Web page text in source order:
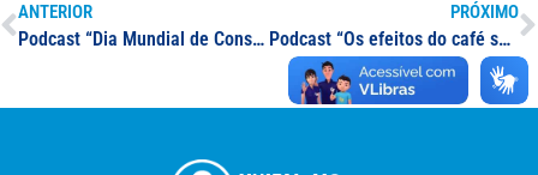
ANTERIOR
Podcast “Dia Mundial de Conscientização do Autismo” – Profa. Silvia Ester Orrú
PRÓXIMO
Podcast “Os efeitos do café sobre o cérebro” – Prof. Marcos Vinicios Salles Dias